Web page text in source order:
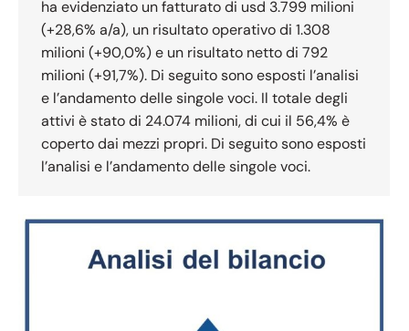
ha evidenziato un fatturato di usd 3.799 milioni
(+28,6% a/a), un risultato operativo di 1.308
milioni (+90,0%) e un risultato netto di 792
milioni (+91,7%). Di seguito sono esposti l’analisi
e l’andamento delle singole voci. Il totale degli
attivi è stato di 24.074 milioni, di cui il 56,4% è
coperto dai mezzi propri. Di seguito sono esposti
l’analisi e l’andamento delle singole voci.